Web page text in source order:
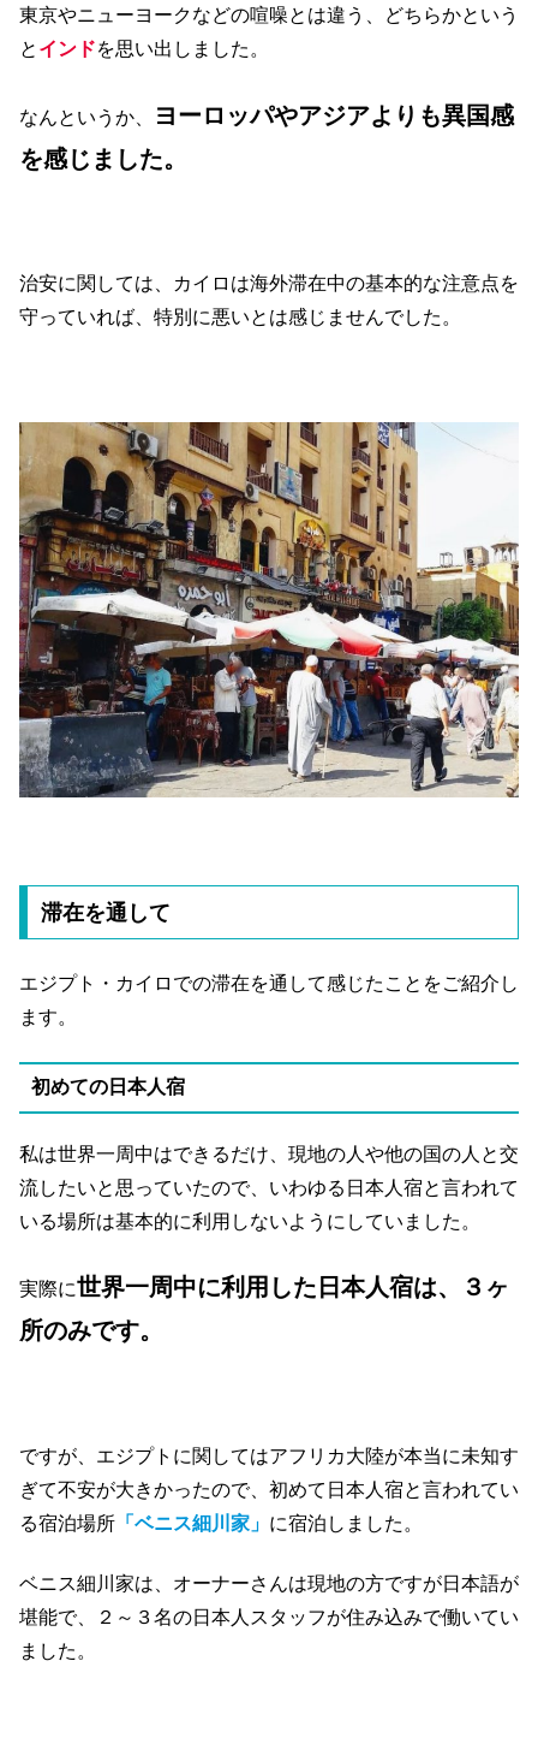
東京やニューヨークなどの喧噪とは違う、どちらかという
と インドを思い出しました。
なんというか、
ヨーロッパやアジアよりも異国感
を感じました。
治安に関しては、カイロは海外滞在中の基本的な注意点を
守っていれば、特別に悪いとは感じませんでした。
滞在を通して
エジプト・カイロでの滞在を通して感じたことをご紹介し
ます。
初めての日本人宿
私は世界一周中はできるだけ、現地の人や他の国の人と交
流したいと思っていたので、いわゆる日本人宿と言われて
いる場所は基本的に利用しないようにしていました。
実際に世界一周中に利用した日本人宿は、３ヶ
所のみです。
ですが、エジプトに関してはアフリカ大陸が本当に未知す
ぎて不安が大きかったので、初めて日本人宿と言われてい
る宿泊場所 「ベニス細川家」 に宿泊しました。
ベニス細川家は、オーナーさんは現地の方ですが日本語が
堪能で、２～３名の日本人スタッフが住み込みで働いてい
ました。